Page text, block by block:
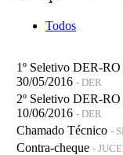
Todos
1º Seletivo DER-
30/05/2016 - DER
2º Seletivo DER-
10/06/2016 - DER
Chamado Técnico -
Contra-cheque -